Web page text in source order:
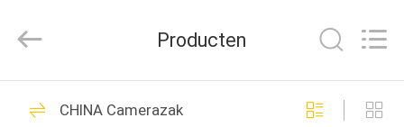
HUIS
Reserved.
Developed
68
Producten
CHINA Camerazak